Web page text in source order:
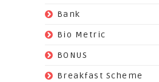
Bank
Bio Metric
BONUS
Breakfast Scheme